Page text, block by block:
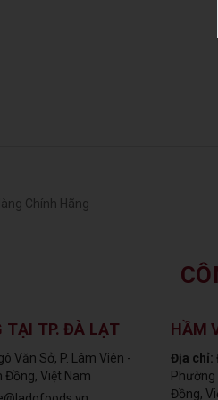
Chính Hãng
TẠI TP. ĐÀ LẠT
Văn Sở, P. Lâm Viên -
Đồng, Việt Nam
HẦM
Địa chỉ:
Đồng,